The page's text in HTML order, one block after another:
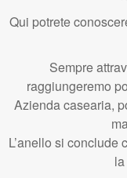
Qui potrete
Sempre
raggiungeremo
Azienda casearia,
L’anello si